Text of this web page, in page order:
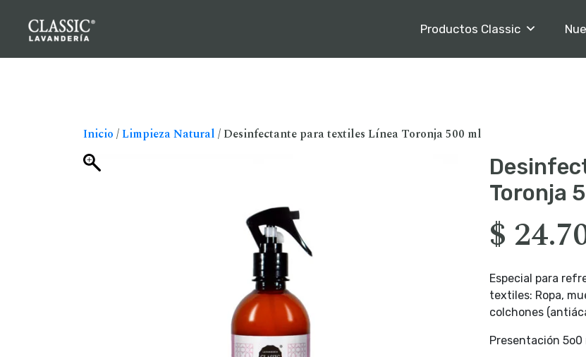
Productos Classic
Inicio /Limpieza Natural / Desinfectante para textiles Línea Toronja 500 ml
Toronja
$
Especial para
textiles: Ropa,
colchones
Presentación 5o0